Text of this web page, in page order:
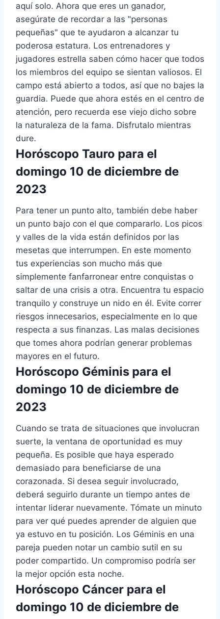
aquí solo. Ahora que eres un ganador,
asegúrate de recordar a las "personas
pequeñas" que te ayudaron a alcanzar tu
poderosa estatura. Los entrenadores y
jugadores estrella saben cómo hacer que todos
los miembros del equipo se sientan valiosos. El
campo está abierto a todos, así que no bajes la
guardia. Puede que ahora estés en el centro de
atención, pero recuerda ese viejo dicho sobre
la naturaleza de la fama. Disfrutalo mientras
dure.
Horóscopo Tauro para el
domingo 10 de diciembre de
2023
Para tener un punto alto, también debe haber
un punto bajo con el que compararlo. Los picos
y valles de la vida están definidos por las
mesetas que interrumpen. En este momento
tus experiencias son mucho más que
simplemente fanfarronear entre conquistas o
saltar de una crisis a otra. Encuentra tu espacio
tranquilo y construye un nido en él. Evite correr
riesgos innecesarios, especialmente en lo que
respecta a sus finanzas. Las malas decisiones
que tomes ahora podrían generar problemas
mayores en el futuro.
Horóscopo Géminis para el
domingo 10 de diciembre de
2023
Cuando se trata de situaciones que involucran
suerte, la ventana de oportunidad es muy
pequeña. Es posible que haya esperado
demasiado para beneficiarse de una
corazonada. Si desea seguir involucrado,
deberá seguirlo durante un tiempo antes de
intentar liderar nuevamente. Tómate un minuto
para ver qué puedes aprender de alguien que
ya estuvo en tu posición. Los Géminis en una
pareja pueden notar un cambio sutil en su
poder compartido. Un compromiso podría ser
la mejor opción esta noche.
Horóscopo Cáncer para el
domingo 10 de diciembre de